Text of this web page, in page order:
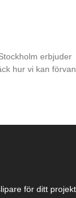
erbjuder
hur vi kan
för ditt